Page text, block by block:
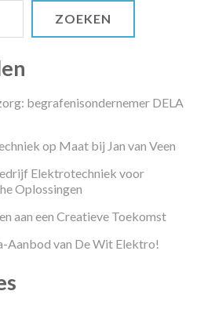
ZOEKEN
begrafenisondernemer DELA
op Maat bij Jan van Veen
Elektrotechniek voor
Oplossingen
aan een Creatieve Toekomst
Aanbod van De Wit Elektro!